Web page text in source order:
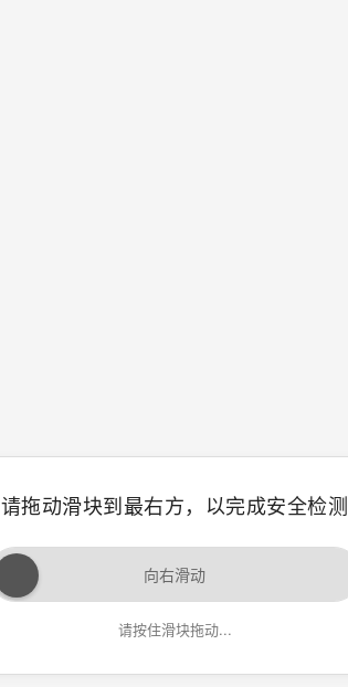
请拖动滑块到最右方，以完成安全检测
向右滑动
请按住滑块拖动...